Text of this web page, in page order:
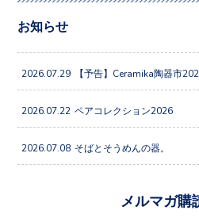
お知らせ
2026.07.29 【予告】Ceramika陶器市
2026.07.22 ペアコレクション2026
2026.07.08 そばとそうめんの器。
メルマガ購